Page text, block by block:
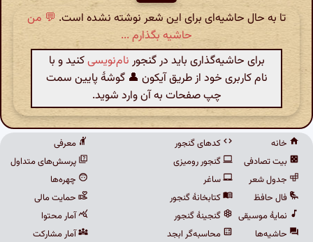
تا به حال حاشیه‌ای برای این شعر نوشته نشده است. 💬 من
حاشیه بگذارم ...
برای حاشیه‌گذاری باید در گنجور نام‌نویسیکنید و با
نام کاربری خود از طریق آیکون 👤 گوشهٔ پایین سمت
چپ صفحات به آن وارد شوید.
خانه
بیت تصادفی
جدول شعر
فال حافظ
نمایهٔ موسیقی
حاشیه‌ها
کدهای گنجور
گنجور رومیزی
ساغر
کتابخانهٔ گنجور
گنجینهٔ گنجور
محاسبه‌گر ابجد
معرفی
پرسش‌های متداول
چهره‌ها
حمایت مالی
آمار محتوا
آمار مشارکت